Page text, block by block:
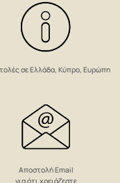
σε Ελλάδα, Κύπρο, Ευρώπη
Αποστολή Email
για ότι χρειάζεστε